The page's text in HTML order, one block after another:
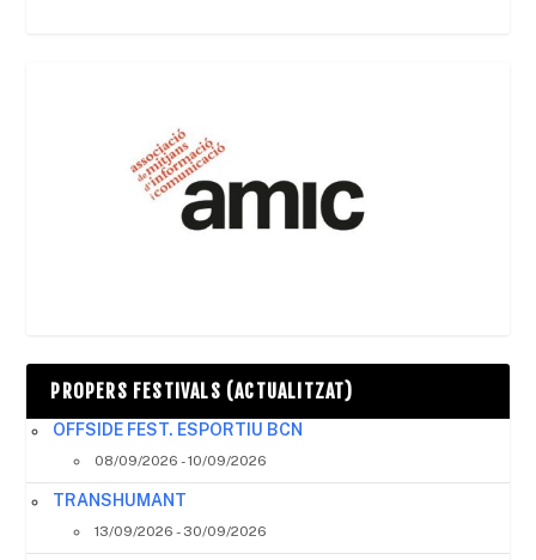
PROPERS FESTIVALS (ACTUALITZAT)
OFFSIDE FEST. ESPORTIU BCN
08/09/2026 - 10/09/2026
TRANSHUMANT
13/09/2026 - 30/09/2026